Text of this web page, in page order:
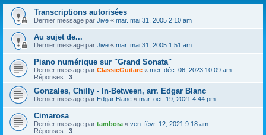
Transcriptions autorisées
Dernier message par Jive « mar. mai 31, 2005 2:10 am
Au sujet de...
Dernier message par Jive « mar. mai 31, 2005 1:51 am
Piano numérique sur "Grand Sonata"
Dernier message par ClassicGuitare « mer. déc. 06, 2023 10:09 am
Réponses : 3
Gonzales, Chilly - In-Between, arr. Edgar Blanc
Dernier message par Edgar Blanc « mar. oct. 19, 2021 4:44 pm
Cimarosa
Dernier message par tambora « ven. févr. 12, 2021 9:18 am
Réponses : 3